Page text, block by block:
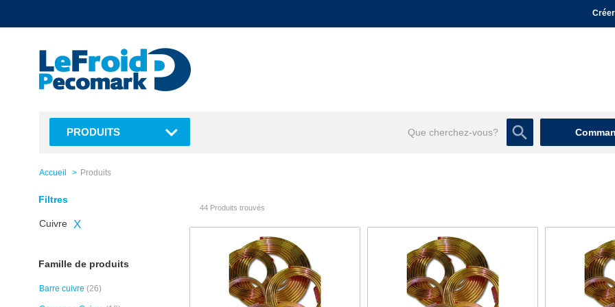
PRODUITS
Accueil Produits
Filtres
Cuivre X
Famille de produits
Barre cuivre (26)
44 Produits trouvés